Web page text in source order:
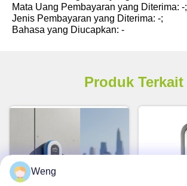
Mata Uang Pembayaran yang Diterima: -;
Jenis Pembayaran yang Diterima: -;
Bahasa yang Diucapkan: -
Produk Terkait
Weng